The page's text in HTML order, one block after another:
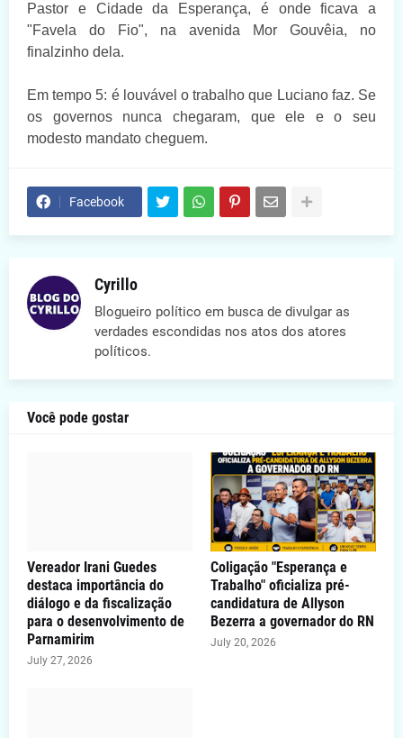
Pastor e Cidade da Esperança, é onde ficava a
"Favela do Fio", na avenida Mor Gouvêia, no
finalzinho dela.
Em tempo 5: é louvável o trabalho que Luciano faz. Se
os governos nunca chegaram, que ele e o seu
modesto mandato cheguem.
Facebook
Cyrillo
Blogueiro político em busca de divulgar as
verdades escondidas nos atos dos atores
políticos.
Você pode gostar
Vereador Irani Guedes
destaca importância do
diálogo e da fiscalização
para o desenvolvimento de
Parnamirim
July 27, 2026
Coligação "Esperança e
Trabalho" oficializa pré-
candidatura de Allyson
Bezerra a governador do RN
July 20, 2026